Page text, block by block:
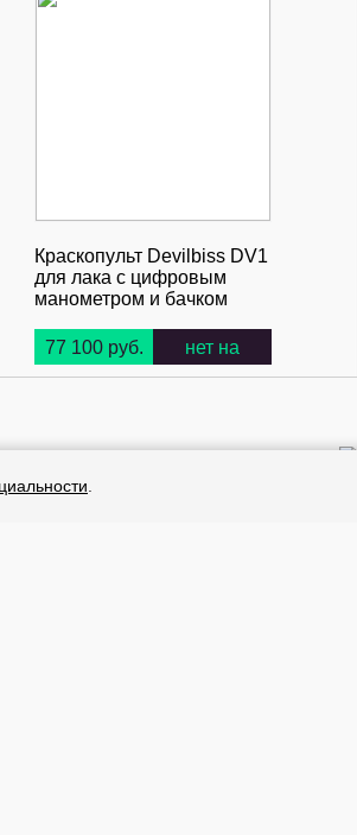
Краскопульт Devilbiss DV1
для лака с цифровым
манометром и бачком
77 100 руб.
нет на